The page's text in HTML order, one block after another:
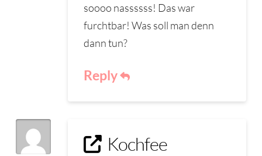
soooo nassssss! Das war
furchtbar! Was soll man denn
dann tun?
Reply
Kochfee